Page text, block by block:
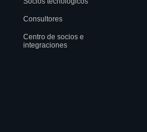
Consultores
Centro de socios e
integraciones